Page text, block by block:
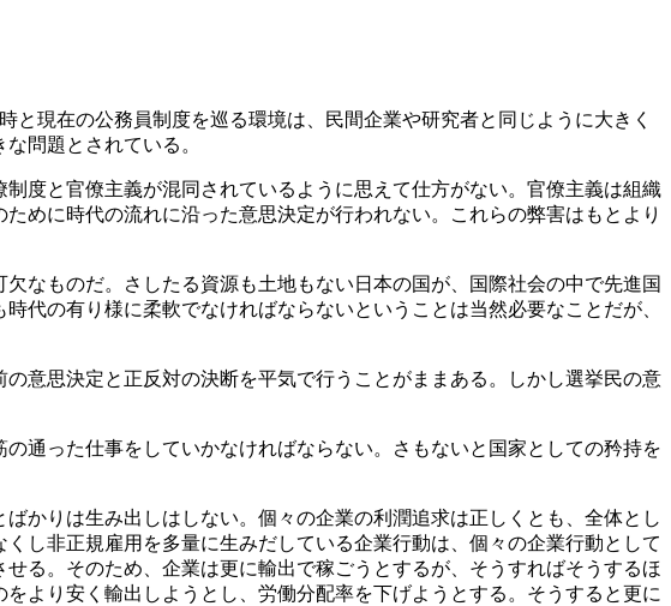
現在の公務員制度を巡る環境は、民間企業や研究者と同じように大きく
問題とされている。
度と官僚主義が混同されているように思えて仕方がない。官僚主義は組織
めに時代の流れに沿った意思決定が行われない。これらの弊害はもとより
なものだ。さしたる資源も土地もない日本の国が、国際社会の中で先進国
代の有り様に柔軟でなければならないということは当然必要なことだが、
意思決定と正反対の決断を平気で行うことがままある。しかし選挙民の意
通った仕事をしていかなければならない。さもないと国家としての矜持を
かりは生み出しはしない。個々の企業の利潤追求は正しくとも、全体とし
し非正規雇用を多量に生みだしている企業行動は、個々の企業行動として
る。そのため、企業は更に輸出で稼ごうとするが、そうすればそうするほ
より安く輸出しようとし、労働分配率を下げようとする。そうすると更に